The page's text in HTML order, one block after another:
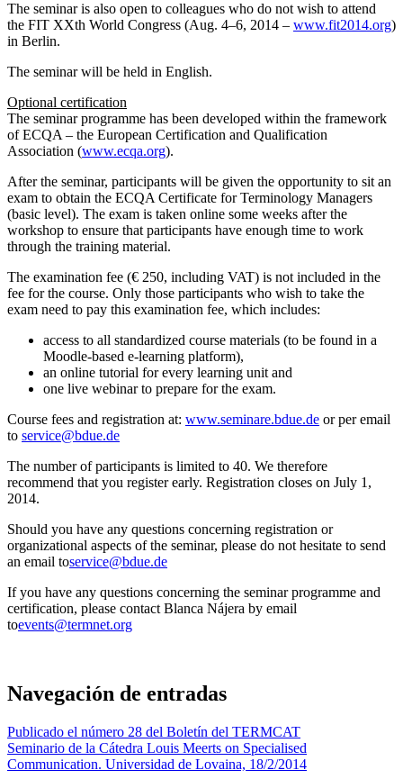
The seminar is also open to colleagues who do not wish to attend
the FIT XXth World Congress (Aug. 4–6, 2014 – www.fit2014.org)
in Berlin.
The seminar will be held in English.
Optional certification
The seminar programme has been developed within the framework
of ECQA – the European Certification and Qualification
Association (www.ecqa.org).
After the seminar, participants will be given the opportunity to sit an
exam to obtain the ECQA Certificate for Terminology Managers
(basic level). The exam is taken online some weeks after the
workshop to ensure that participants have enough time to work
through the training material.
The examination fee (€ 250, including VAT) is not included in the
fee for the course. Only those participants who wish to take the
exam need to pay this examination fee, which includes:
access to all standardized course materials (to be found in a
Moodle-based e-learning platform),
an online tutorial for every learning unit and
one live webinar to prepare for the exam.
Course fees and registration at: www.seminare.bdue.de or per email
to service@bdue.de
The number of participants is limited to 40. We therefore
recommend that you register early. Registration closes on July 1,
2014.
Should you have any questions concerning registration or
organizational aspects of the seminar, please do not hesitate to send
an email toservice@bdue.de
If you have any questions concerning the seminar programme and
certification, please contact Blanca Nájera by email
toevents@termnet.org
Navegación de entradas
Publicado el número 28 del Boletín del TERMCAT
Seminario de la Cátedra Louis Meerts on Specialised
Communication. Universidad de Lovaina, 18/2/2014